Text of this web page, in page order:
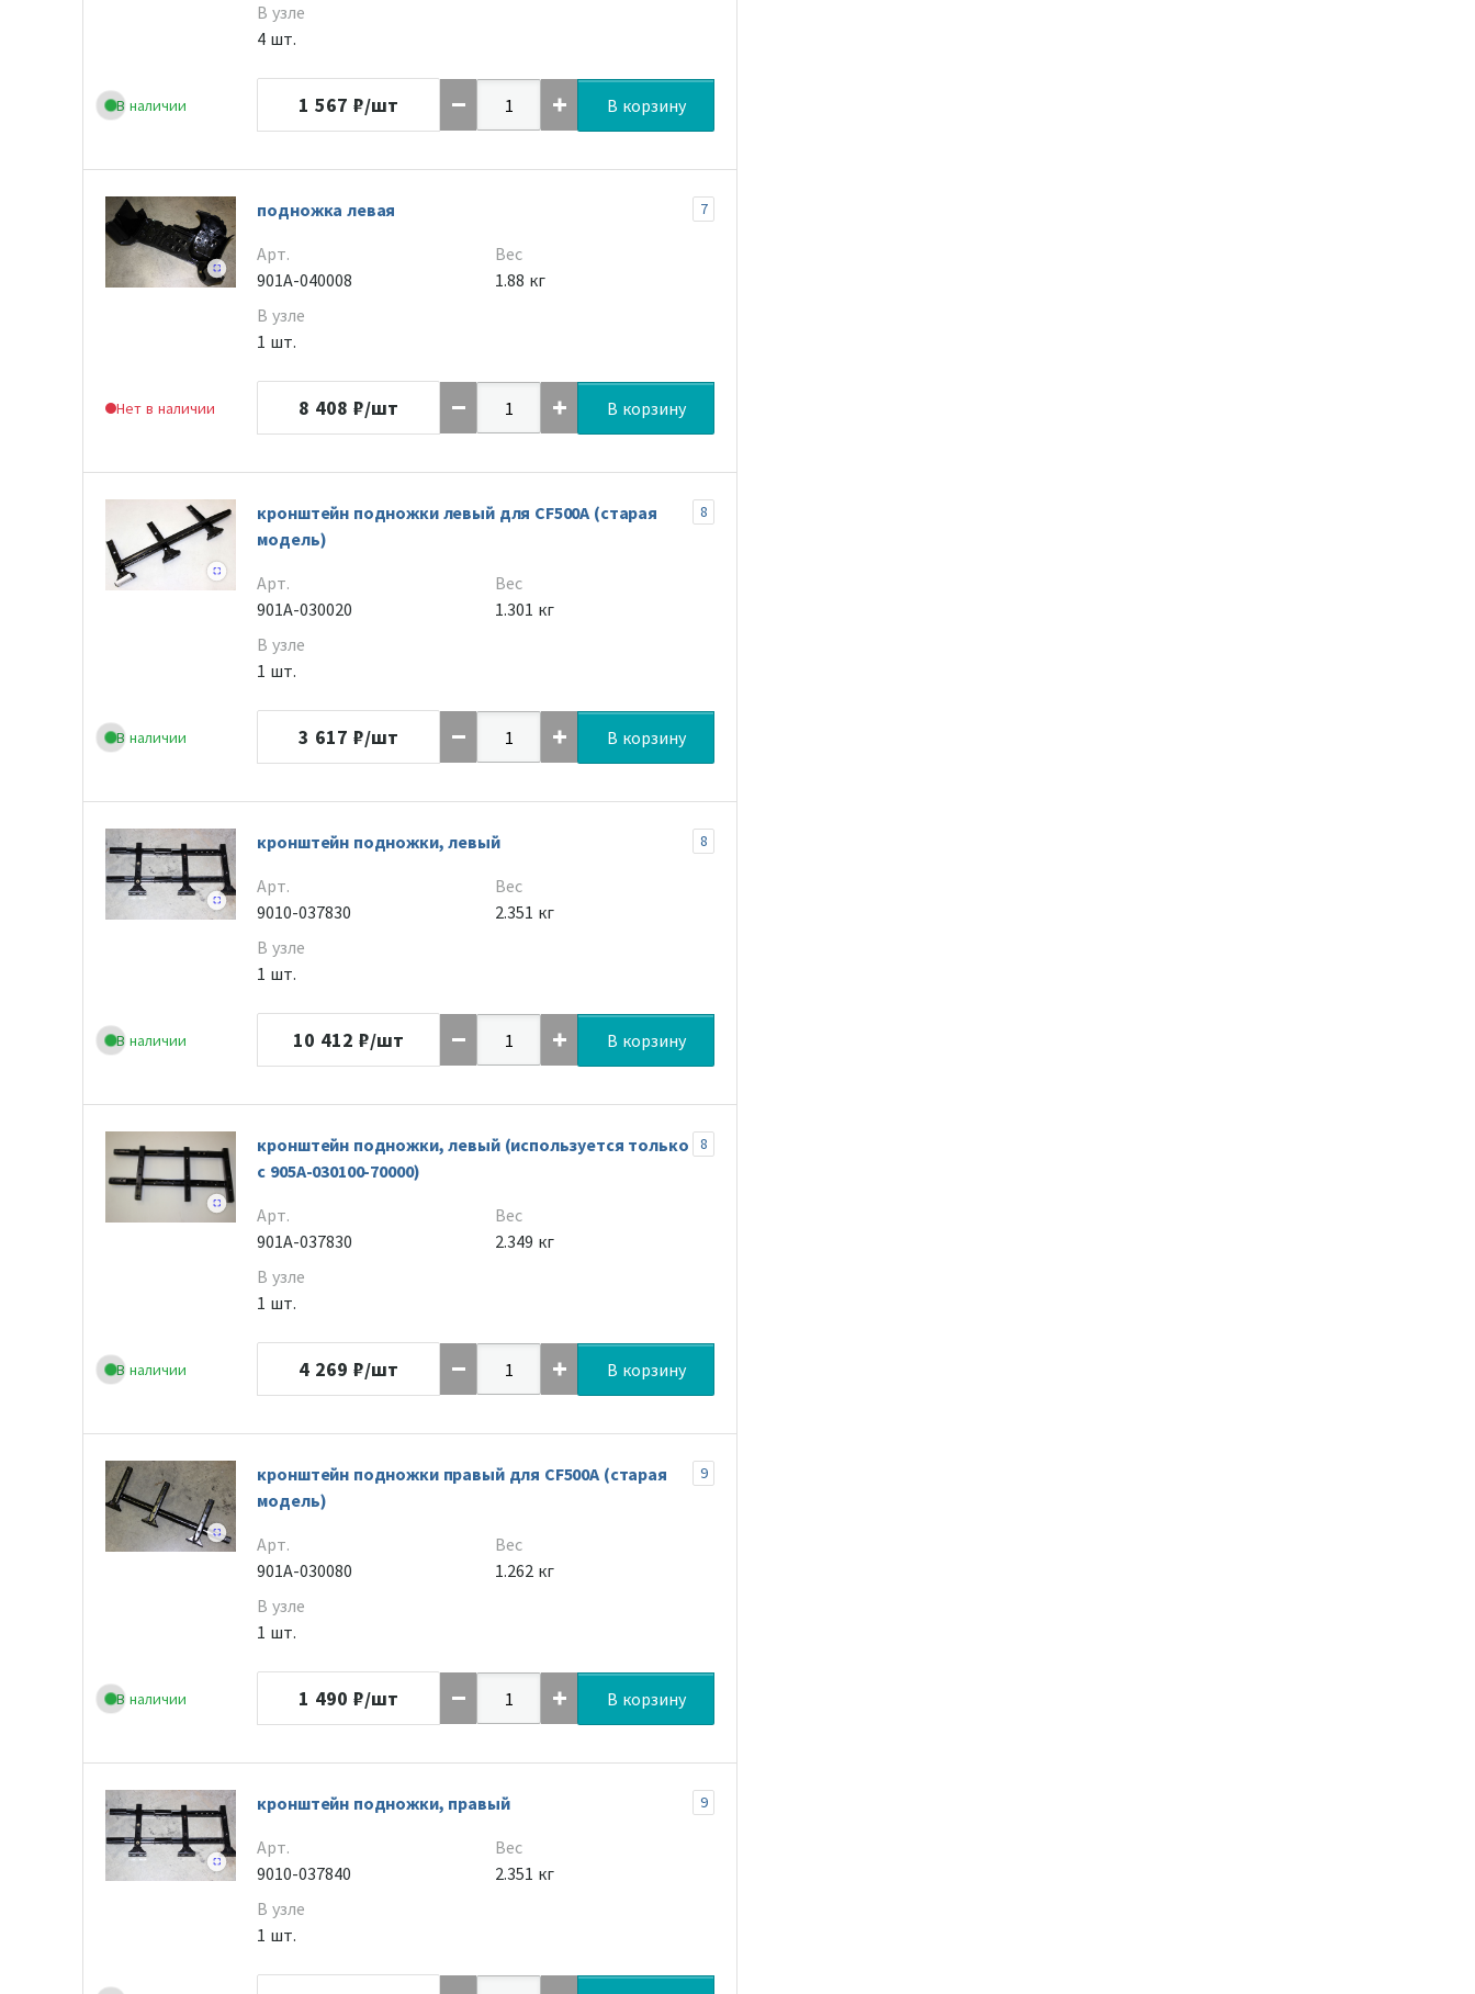
В наличии
В узле
4 шт.
1 567 ₽/шт В корзину
Нет в наличии
подножка левая 7
Арт.
901A-040008
В узле
1 шт.
Вес
1.88 кг
8 408 ₽/шт В корзину
В наличии
кронштейн подножки левый для CF500A (старая
модель)
8
Арт.
901A-030020
В узле
1 шт.
Вес
1.301 кг
3 617 ₽/шт В корзину
В наличии
кронштейн подножки, левый 8
Арт.
9010-037830
В узле
1 шт.
Вес
2.351 кг
10 412 ₽/шт В корзину
В наличии
кронштейн подножки, левый (используется только
с 905A-030100-70000)
8
Арт.
901A-037830
В узле
1 шт.
Вес
2.349 кг
4 269 ₽/шт В корзину
В наличии
кронштейн подножки правый для CF500A (старая
модель)
9
Арт.
901A-030080
В узле
1 шт.
Вес
1.262 кг
1 490 ₽/шт В корзину
кронштейн подножки, правый 9
Арт.
9010-037840
В узле
1 шт.
Вес
2.351 кг